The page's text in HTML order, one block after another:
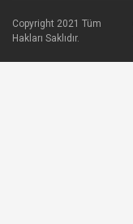
Copyright 2021 Tüm
Hakları Saklıdır.